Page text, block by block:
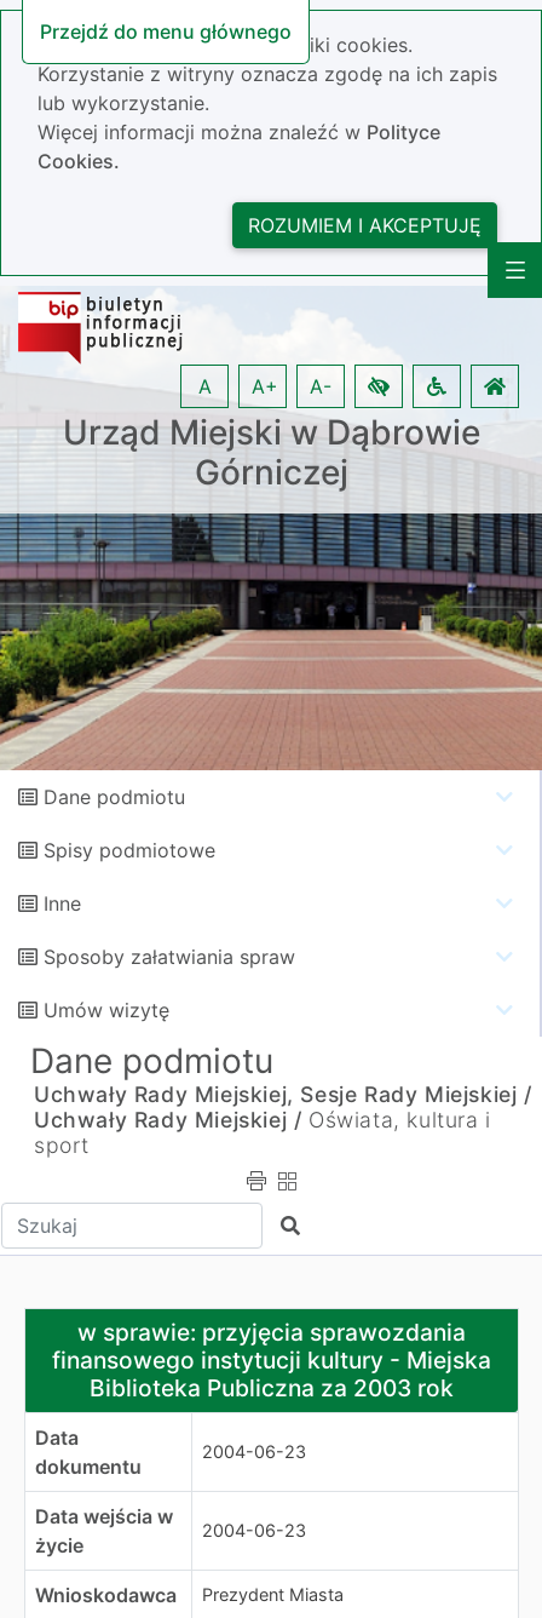
Przejdź do menu głównego
Nasza strona wykorzystuje pliki cookies.
Korzystanie z witryny oznacza zgodę na ich zapis
lub wykorzystanie.
Więcej informacji można znaleźć w Polityce
Cookies.
ROZUMIEM I AKCEPTUJĘ
Urząd Miejski w Dąbrowie
Górniczej
A A+ A-
Dane podmiotu
Spisy podmiotowe
Inne
Sposoby załatwiania spraw
Umów wizytę
Dane podmiotu
Uchwały Rady Miejskiej, Sesje Rady Miejskiej /
Uchwały Rady Miejskiej / Oświata, kultura i
sport
Wpisz tekst do wyszukania Szukaj
w sprawie: przyjęcia sprawozdania finansowego
w sprawie: przyjęcia sprawozdania
finansowego instytucji kultury - Miejska
Biblioteka Publiczna za 2003 rok
Data
dokumentu
2004-06-23
Data wejścia w
życie
2004-06-23
Wnioskodawca Prezydent Miasta